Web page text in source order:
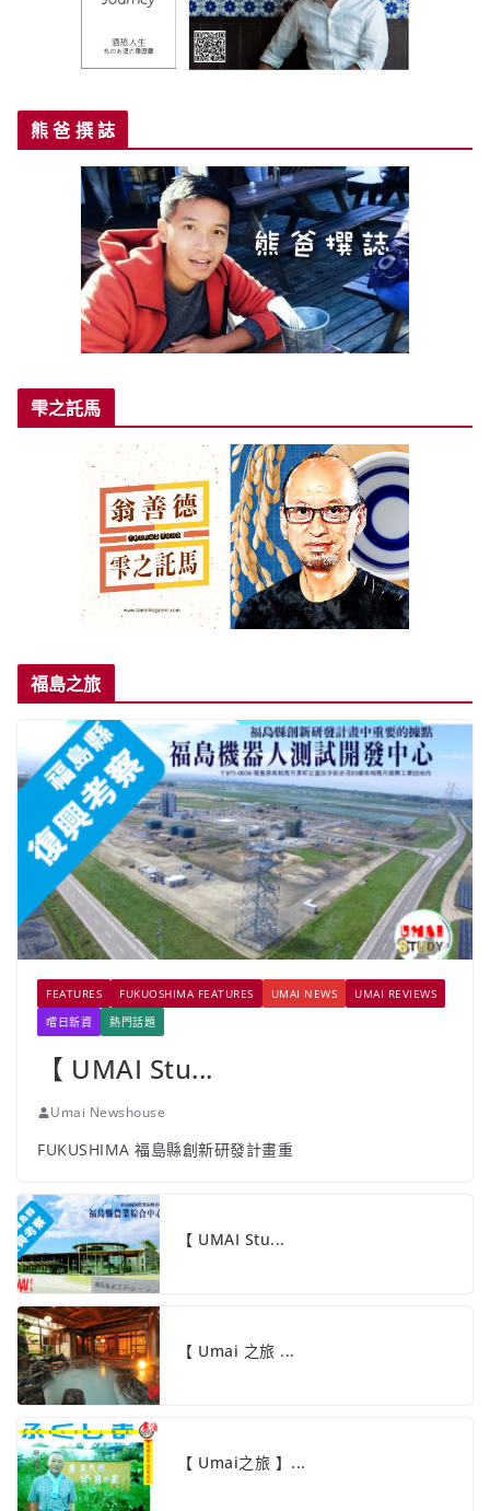
熊 爸 撰 誌
雫之託馬
福島之旅
FEATURES FUKUOSHIMA FEATURES UMAI NEWS
UMAI REVIEWS
嚐日新資
熱門話題
【 UMAI Stu...
Umai Newshouse
FUKUSHIMA 福島縣創新研發計畫重
【 UMAI Stu...
【 Umai 之旅 ...
【 Umai之旅 】...